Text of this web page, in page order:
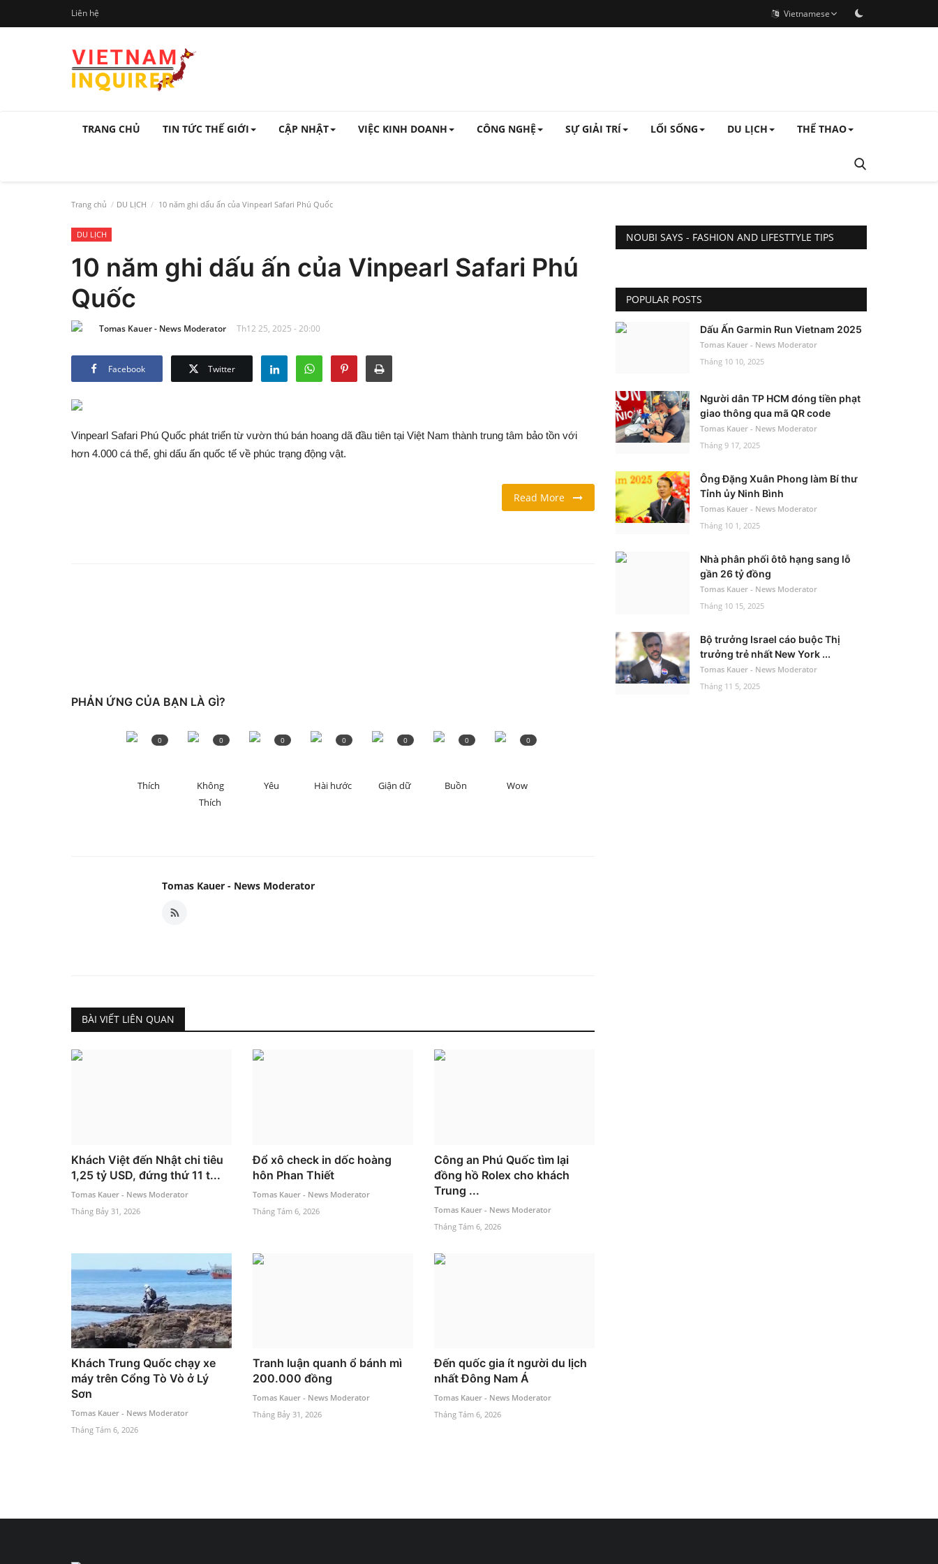
Liên hệ Vietnamese
TRANG CHỦ TIN TỨC THẾ GIỚI CẬP NHẬT VIỆC KINH DOANH CÔNG NGHỆ SỰ GIẢI TRÍ LỐI SỐNG DU LỊCH THỂ THAO
Trang chủ DU LỊCH 10 năm ghi dấu ấn của Vinpearl Safari Phú Quốc
DU LỊCH
10 năm ghi dấu ấn của Vinpearl Safari Phú
Quốc
Tomas Kauer - News Moderator Th12 25, 2025 - 20:00
Facebook Twitter
Vinpearl Safari Phú Quốc phát triển từ vườn thú bán hoang dã đầu tiên tại Việt Nam thành trung tâm bảo tồn với
hơn 4.000 cá thể, ghi dấu ấn quốc tế về phúc trạng động vật.
Read More
PHẢN ỨNG CỦA BẠN LÀ GÌ?
Thích
0
Không
Thích
0
Yêu
0
Hài hước
0
Giận dữ
0
Buồn
0
Wow
0
Tomas Kauer - News Moderator
BÀI VIẾT LIÊN QUAN
Khách Việt đến Nhật chi tiêu
1,25 tỷ USD, đứng thứ 11 t...
Tomas Kauer - News Moderator
Tháng Bảy 31, 2026
Đổ xô check in dốc hoàng
hôn Phan Thiết
Tomas Kauer - News Moderator
Tháng Tám 6, 2026
Công an Phú Quốc tìm lại
đồng hồ Rolex cho khách
Trung ...
Tomas Kauer - News Moderator
Tháng Tám 6, 2026
Khách Trung Quốc chạy xe
máy trên Cổng Tò Vò ở Lý
Sơn
Tomas Kauer - News Moderator
Tháng Tám 6, 2026
Tranh luận quanh ổ bánh mì
200.000 đồng
Tomas Kauer - News Moderator
Tháng Bảy 31, 2026
Đến quốc gia ít người du lịch
nhất Đông Nam Á
Tomas Kauer - News Moderator
Tháng Tám 6, 2026
NOUBI SAYS - FASHION AND LIFESTTYLE TIPS
POPULAR POSTS
Dấu Ấn Garmin Run Vietnam 2025
Tomas Kauer - News Moderator
Tháng 10 10, 2025
Người dân TP HCM đóng tiền phạt
giao thông qua mã QR code
Tomas Kauer - News Moderator
Tháng 9 17, 2025
Ông Đặng Xuân Phong làm Bí thư
Tỉnh ủy Ninh Bình
Tomas Kauer - News Moderator
Tháng 10 1, 2025
Nhà phân phối ôtô hạng sang lỗ
gần 26 tỷ đồng
Tomas Kauer - News Moderator
Tháng 10 15, 2025
Bộ trưởng Israel cáo buộc Thị
trưởng trẻ nhất New York ...
Tomas Kauer - News Moderator
Tháng 11 5, 2025